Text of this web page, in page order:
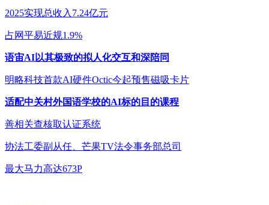
2025实现总收入7.24亿元
占网平易近规1.9%
语宙AI以其极致的拟人化交互和深陪同
明略科技首款AI硬件Octic今起预售磁吸卡片
适配中关村外国语学校的AI标的目的课程
善相关查核取认证系统
协法工委副从任、芒果TV法令事务部总司
最大马力高达673P